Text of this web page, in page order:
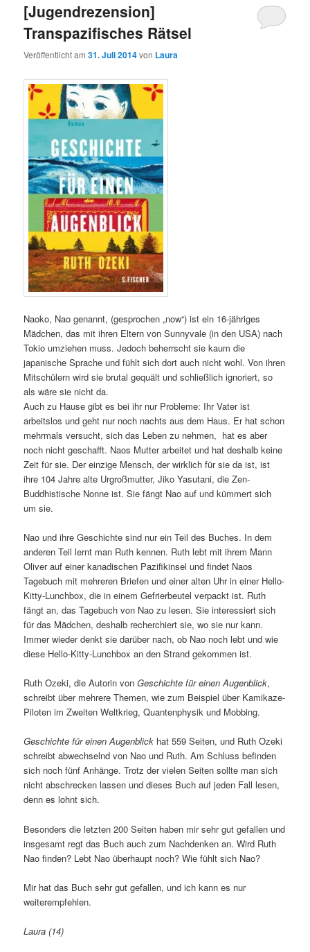
[Jugendrezension]
Transpazifisches Rätsel
Veröffentlicht am31. Juli 2014von Laura
Naoko, Nao genannt, (gesprochen „now“) ist ein 16-jähriges
Mädchen, das mit ihren Eltern von Sunnyvale (in den USA) nach
Tokio umziehen muss. Jedoch beherrscht sie kaum die
japanische Sprache und fühlt sich dort auch nicht wohl. Von ihren
Mitschülern wird sie brutal gequält und schließlich ignoriert, so
als wäre sie nicht da.
Auch zu Hause gibt es bei ihr nur Probleme: Ihr Vater ist
arbeitslos und geht nur noch nachts aus dem Haus. Er hat schon
mehrmals versucht, sich das Leben zu nehmen, hat es aber
noch nicht geschafft. Naos Mutter arbeitet und hat deshalb keine
Zeit für sie. Der einzige Mensch, der wirklich für sie da ist, ist
ihre 104 Jahre alte Urgroßmutter, Jiko Yasutani, die Zen-
Buddhistische Nonne ist. Sie fängt Nao auf und kümmert sich
um sie.
Nao und ihre Geschichte sind nur ein Teil des Buches. In dem
anderen Teil lernt man Ruth kennen. Ruth lebt mit ihrem Mann
Oliver auf einer kanadischen Pazifikinsel und findet Naos
Tagebuch mit mehreren Briefen und einer alten Uhr in einer Hello-
Kitty-Lunchbox, die in einem Gefrierbeutel verpackt ist. Ruth
fängt an, das Tagebuch von Nao zu lesen. Sie interessiert sich
für das Mädchen, deshalb recherchiert sie, wo sie nur kann.
Immer wieder denkt sie darüber nach, ob Nao noch lebt und wie
diese Hello-Kitty-Lunchbox an den Strand gekommen ist.
Ruth Ozeki, die Autorin vonGeschichte für einen Augenblick,
schreibt über mehrere Themen, wie zum Beispiel über Kamikaze-
Piloten im Zweiten Weltkrieg, Quantenphysik und Mobbing.
Geschichte für einen Augenblick hat 559 Seiten, und Ruth Ozeki
schreibt abwechselnd von Nao und Ruth. Am Schluss befinden
sich noch fünf Anhänge. Trotz der vielen Seiten sollte man sich
nicht abschrecken lassen und dieses Buch auf jeden Fall lesen,
denn es lohnt sich.
Besonders die letzten 200 Seiten haben mir sehr gut gefallen und
insgesamt regt das Buch auch zum Nachdenken an. Wird Ruth
Nao finden? Lebt Nao überhaupt noch? Wie fühlt sich Nao?
Mir hat das Buch sehr gut gefallen, und ich kann es nur
weiterempfehlen.
Laura (14)